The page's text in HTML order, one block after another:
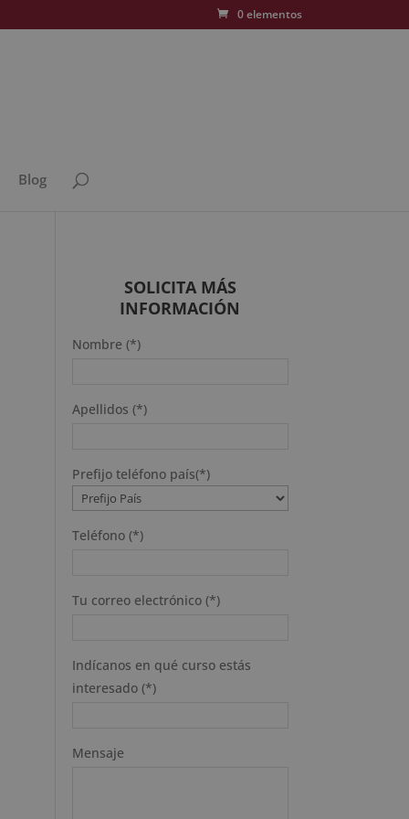
0 elementos
Blog
SOLICITA MÁS
INFORMACIÓN
Nombre (*)
Apellidos (*)
Prefijo teléfono país(*)
Teléfono (*)
Tu correo electrónico (*)
Indícanos en qué curso estás
interesado (*)
Mensaje